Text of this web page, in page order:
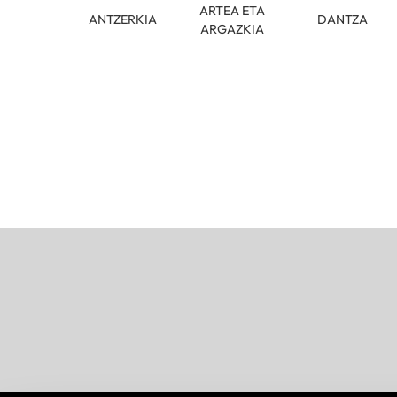
ANTZERKIA
ARTEA ETA
ARGAZKIA
DANTZA